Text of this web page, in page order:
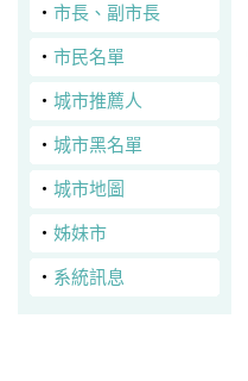
‧ 市長、副市長
‧ 市民名單
‧ 城市推薦人
‧ 城市黑名單
‧ 城市地圖
‧ 姊妹市
‧ 系統訊息